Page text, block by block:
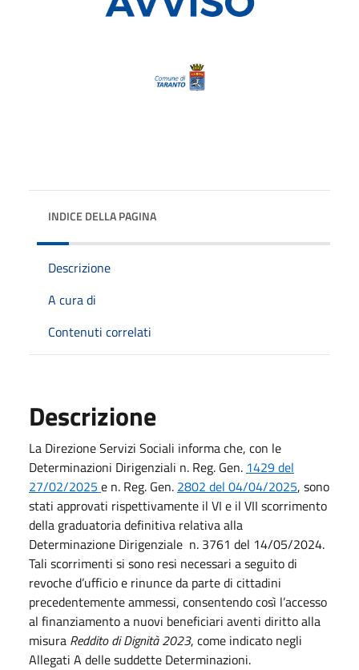
INDICE DELLA PAGINA
Descrizione
A cura di
Contenuti correlati
Descrizione
La Direzione Servizi Sociali informa che, con le
Determinazioni Dirigenziali n. Reg. Gen. 1429 del
27/02/2025 e n. Reg. Gen. 2802 del 04/04/2025, sono
stati approvati rispettivamente il VI e il VII scorrimento
della graduatoria definitiva relativa alla
Determinazione Dirigenziale n. 3761 del 14/05/2024.
Tali scorrimenti si sono resi necessari a seguito di
revoche d’ufficio e rinunce da parte di cittadini
precedentemente ammessi, consentendo così l’accesso
al finanziamento a nuovi beneficiari aventi diritto alla
misura Reddito di Dignità 2023, come indicato negli
Allegati A delle suddette Determinazioni.